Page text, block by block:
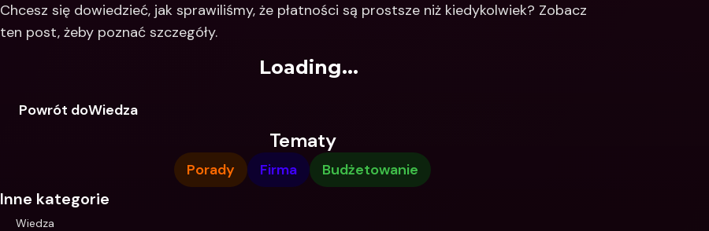
Chcesz się dowiedzieć, jak sprawiliśmy, że płatności są prostsze niż kiedykolwiek? Zobacz
ten post, żeby poznać szczegóły.
Loading...
Powrót doWiedza
Tematy
Porady Firma Budżetowanie
Inne kategorie
Wiedza